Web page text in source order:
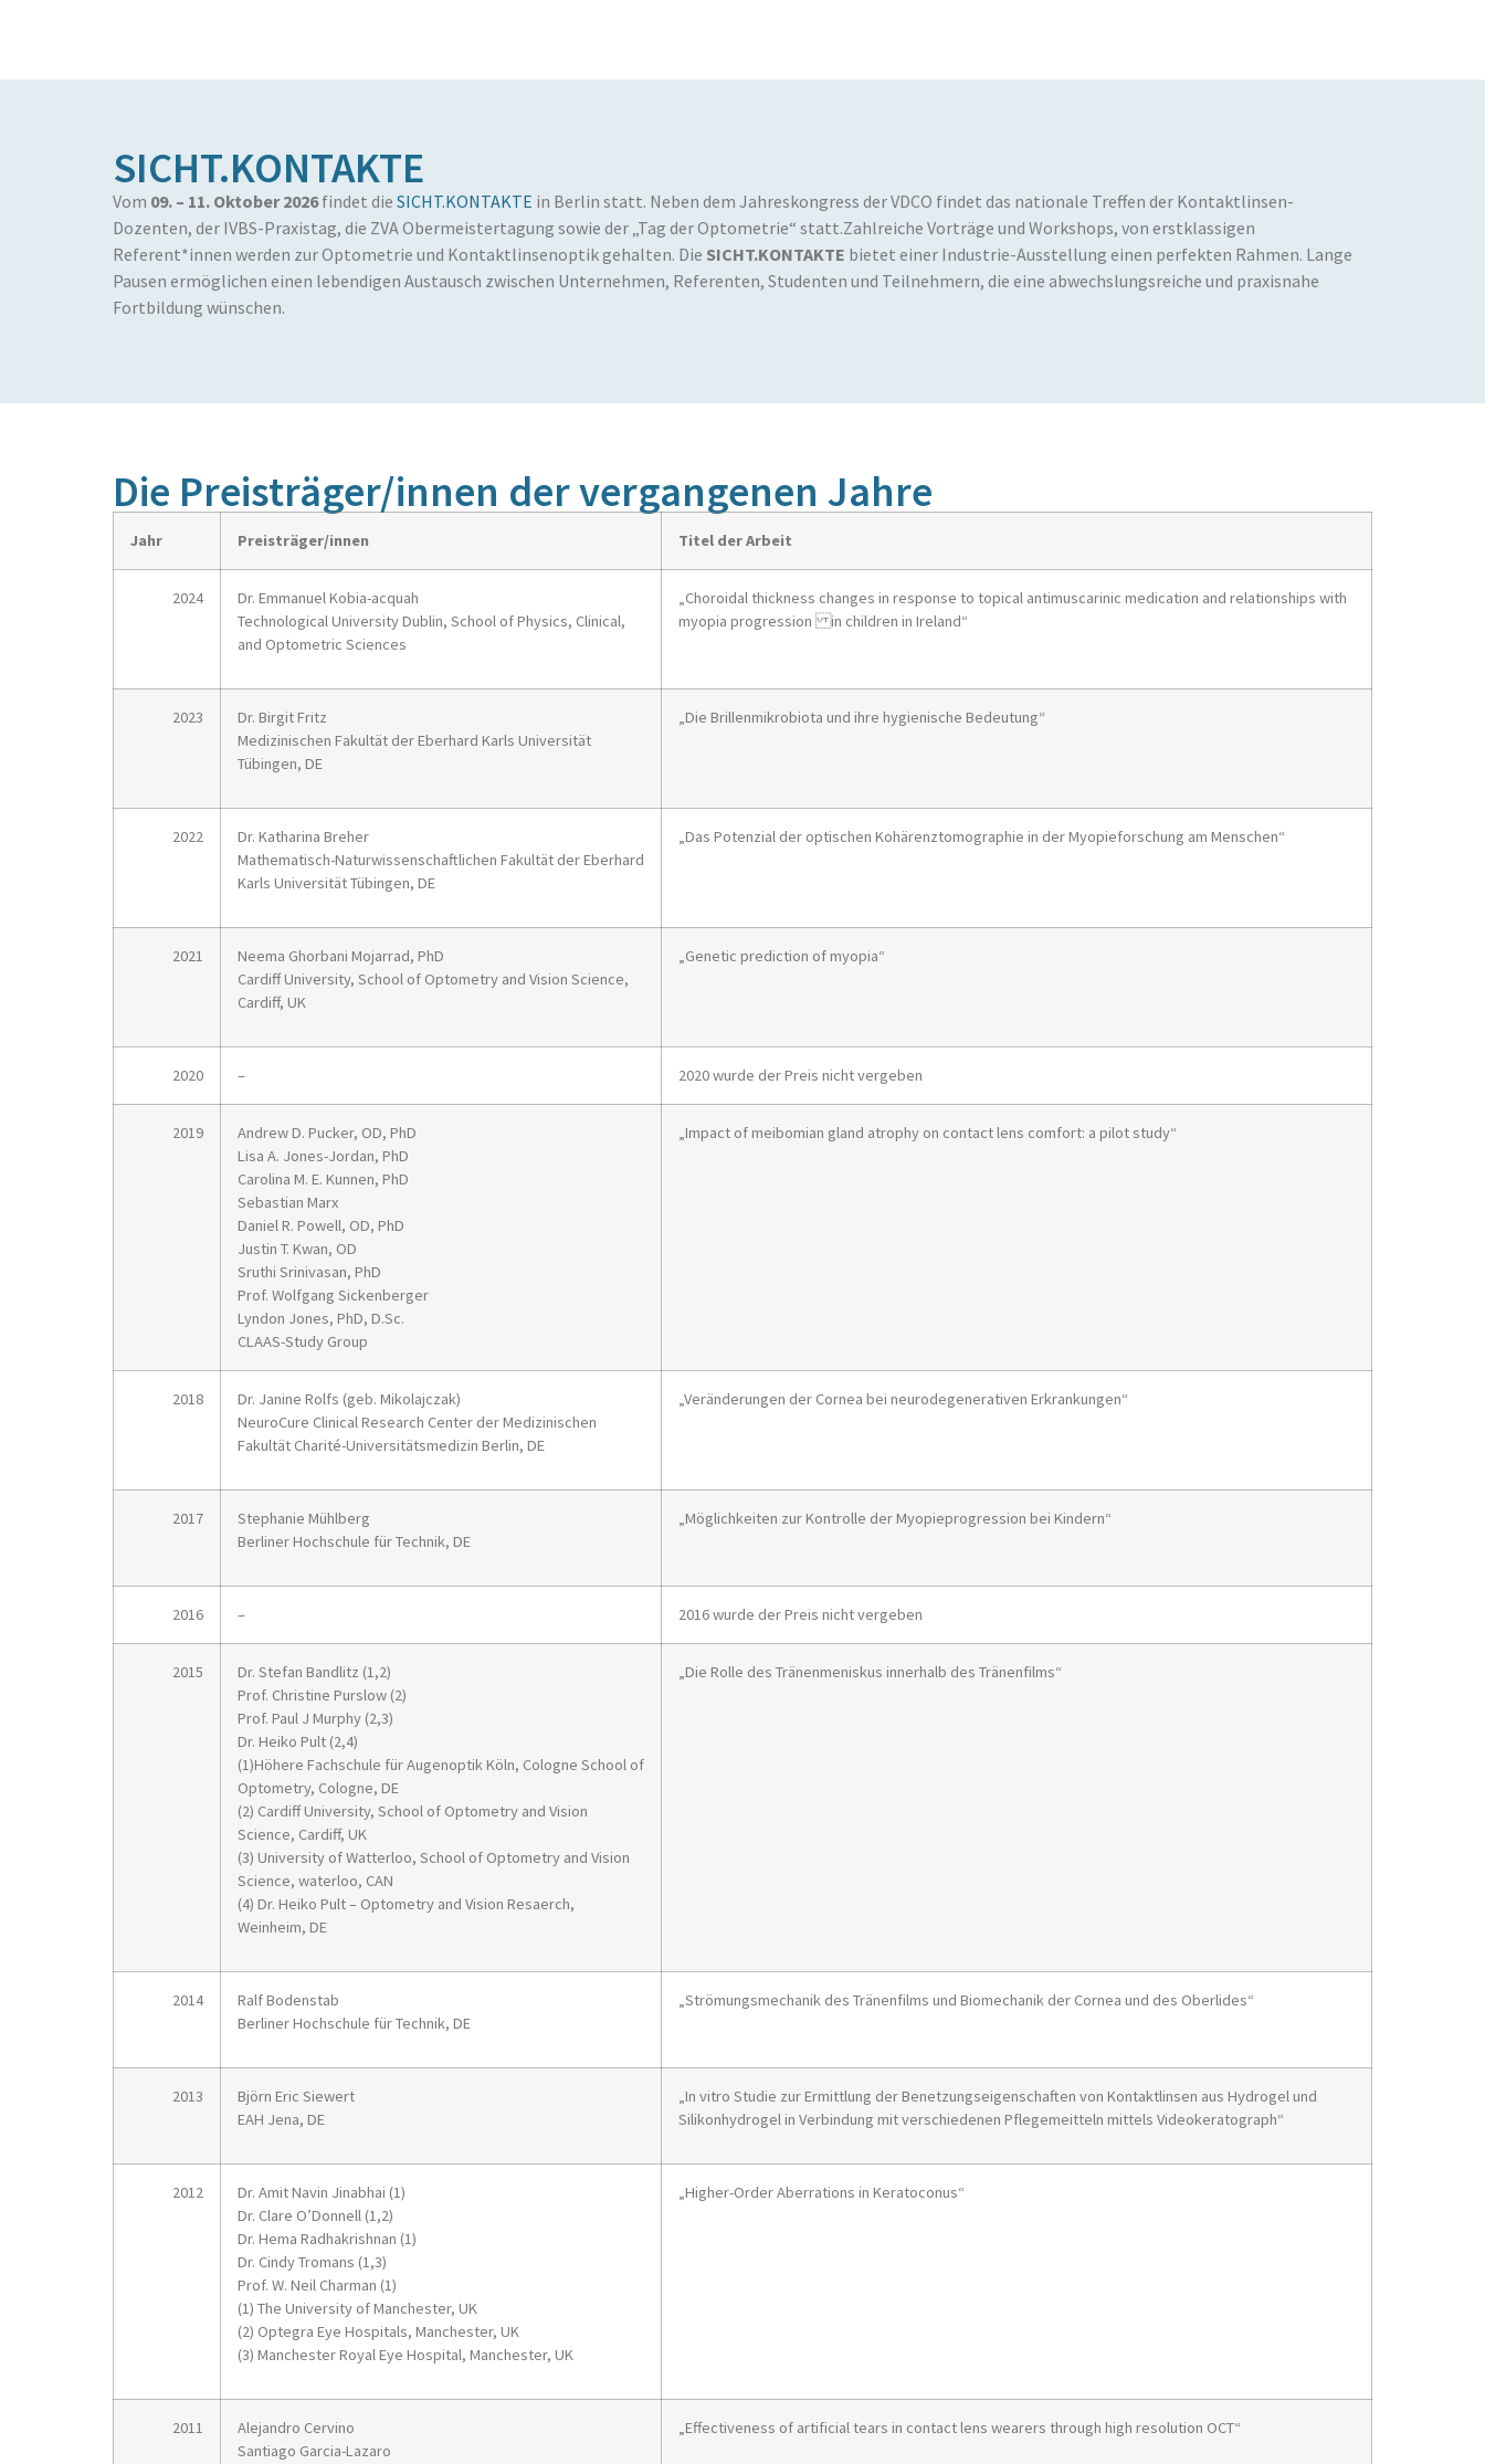
SICHT.KONTAKTE
Vom 09. – 11. Oktober 2026findet die SICHT.KONTAKTE in Berlin statt. Neben dem Jahreskongress der VDCO findet das nationale Treffen der Kontaktlinsen-
Dozenten, der IVBS-Praxistag, die ZVA Obermeistertagung sowie der „Tag der Optometrie“ statt.Zahlreiche Vorträge und Workshops, von erstklassigen
Referent*innen werden zur Optometrie und Kontaktlinsenoptik gehalten. Die SICHT.KONTAKTE bietet einer Industrie-Ausstellung einen perfekten Rahmen. Lange
Pausen ermöglichen einen lebendigen Austausch zwischen Unternehmen, Referenten, Studenten und Teilnehmern, die eine abwechslungsreiche und praxisnahe
Fortbildung wünschen.
Die Preisträger/innen der vergangenen Jahre
Jahr Preisträger/innen Titel der Arbeit
2024
Dr. Emmanuel Kobia-acquah
Technological University Dublin, School of Physics, Clinical,
and Optometric Sciences
„Choroidal thickness changes in response to topical antimuscarinic medication and relationships with
myopia progression in children in Ireland“
2023
Dr. Birgit Fritz
Medizinischen Fakultät der Eberhard Karls Universität
Tübingen, DE
„Die Brillenmikrobiota und ihre hygienische Bedeutung“
2022
Dr. Katharina Breher
Mathematisch-Naturwissenschaftlichen Fakultät der Eberhard
Karls Universität Tübingen, DE
„Das Potenzial der optischen Kohärenztomographie in der Myopieforschung am Menschen“
2021
Neema Ghorbani Mojarrad, PhD
Cardiff University, School of Optometry and Vision Science,
Cardiff, UK
„Genetic prediction of myopia“
2020 – 2020 wurde der Preis nicht vergeben
2019
Andrew D. Pucker, OD, PhD
Lisa A. Jones-Jordan, PhD
Carolina M. E. Kunnen, PhD
Sebastian Marx
Daniel R. Powell, OD, PhD
Justin T. Kwan, OD
Sruthi Srinivasan, PhD
Prof. Wolfgang Sickenberger
Lyndon Jones, PhD, D.Sc.
CLAAS-Study Group
„Impact of meibomian gland atrophy on contact lens comfort: a pilot study“
2018
Dr. Janine Rolfs (geb. Mikolajczak)
NeuroCure Clinical Research Center der Medizinischen
Fakultät Charité-Universitätsmedizin Berlin, DE
„Veränderungen der Cornea bei neurodegenerativen Erkrankungen“
2017
Stephanie Mühlberg
Berliner Hochschule für Technik, DE
„Möglichkeiten zur Kontrolle der Myopieprogression bei Kindern“
2016 – 2016 wurde der Preis nicht vergeben
2015
Dr. Stefan Bandlitz (1,2)
Prof. Christine Purslow (2)
Prof. Paul J Murphy (2,3)
Dr. Heiko Pult (2,4)
(1)Höhere Fachschule für Augenoptik Köln, Cologne School of
Optometry, Cologne, DE
(2) Cardiff University, School of Optometry and Vision
Science, Cardiff, UK
(3) University of Watterloo, School of Optometry and Vision
Science, waterloo, CAN
(4) Dr. Heiko Pult – Optometry and Vision Resaerch,
Weinheim, DE
„Die Rolle des Tränenmeniskus innerhalb des Tränenfilms“
2014
Ralf Bodenstab
Berliner Hochschule für Technik, DE
„Strömungsmechanik des Tränenfilms und Biomechanik der Cornea und des Oberlides“
2013
Björn Eric Siewert
EAH Jena, DE
„In vitro Studie zur Ermittlung der Benetzungseigenschaften von Kontaktlinsen aus Hydrogel und
Silikonhydrogel in Verbindung mit verschiedenen Pflegemeitteln mittels Videokeratograph“
2012
Dr. Amit Navin Jinabhai (1)
Dr. Clare O’Donnell (1,2)
Dr. Hema Radhakrishnan (1)
Dr. Cindy Tromans (1,3)
Prof. W. Neil Charman (1)
(1) The University of Manchester, UK
(2) Optegra Eye Hospitals, Manchester, UK
(3) Manchester Royal Eye Hospital, Manchester, UK
„Higher-Order Aberrations in Keratoconus“
2011
Alejandro Cervino
Santiago Garcia-Lazaro
„Effectiveness of artificial tears in contact lens wearers through high resolution OCT“